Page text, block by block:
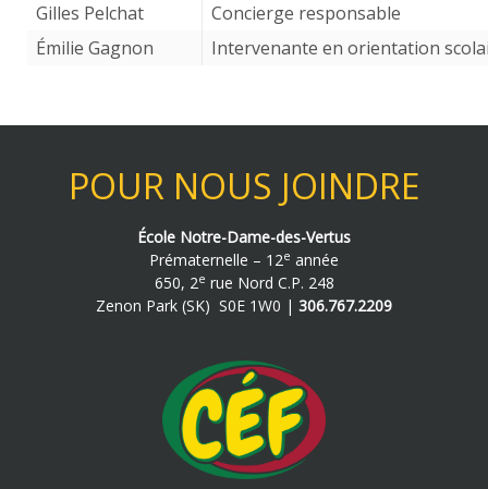
Gilles Pelchat
Concierge responsable
Émilie Gagnon
Intervenante en orientation
POUR NOUS JOINDRE
École Notre-Dame-des-Vertus
Prématernelle – 12e année
650, 2e rue Nord C.P. 248
Zenon Park (SK) S0E 1W0 | 306.767.2209